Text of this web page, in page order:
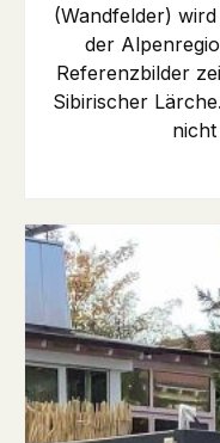
(Wandfelder)
der
Referenzbilder
Sibirischer